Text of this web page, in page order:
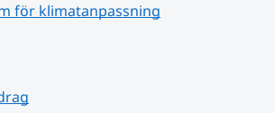
för klimatanpassning